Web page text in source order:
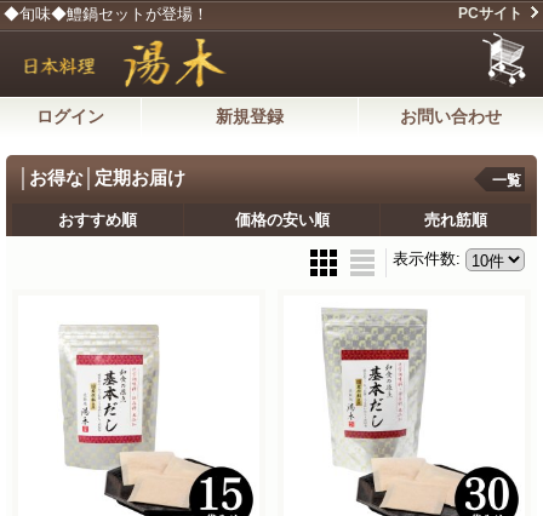
◆旬味◆鱧鍋セットが登場！ PCサイト
ログイン 新規登録 お問い合わせ
│お得な│定期お届け 一覧
おすすめ順 価格の安い順 売れ筋順
表示件数: